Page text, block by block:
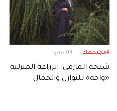
#مجتمعك 03 مايو
شيخة المازمي: الزراعة المنزلية
«واحة» للتوازن والجمال